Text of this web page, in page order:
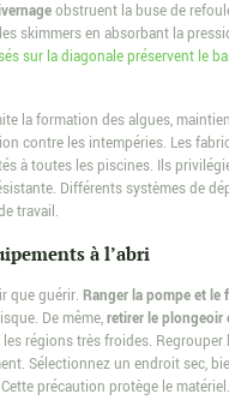
obstruent la buse de
skimmers en absorbant la
sur la diagonale préservent le
la formation des algues,
contre les intempéries. Les
à toutes les piscines. Ils
Différents systèmes de
travail.
à l’abri
que guérir. Ranger la pompe et le
De même,retirer le plongeoir
régions très froides. Regrouper
Sélectionnez un endroit sec,
précaution protège le matériel.